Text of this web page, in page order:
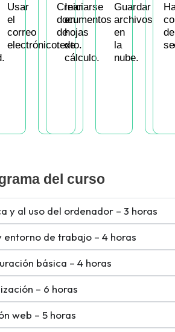
Usar
el
correo
electrónico.
Crear
documentos
de
texto.
Iniciarse
en
hojas
de
cálculo.
Guardar
archivos
en
la
nube.
de
del curso
y al uso del ordenador – 3 horas
de trabajo – 4 horas
básica – 4 horas
– 6 horas
web – 5 horas